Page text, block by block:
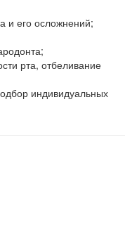
и его осложнений;
рта, отбеливание
индивидуальных